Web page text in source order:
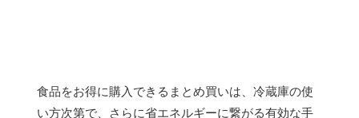
食品をお得に購入できるまとめ買いは、冷蔵庫の使
い方次第で、さらに省エネルギーに繋がる有効な手